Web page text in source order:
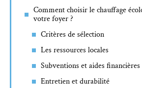
Comment choisir le chauffage
votre foyer ?
Critères de sélection
Les ressources locales
Subventions et aides financières
Entretien et durabilité